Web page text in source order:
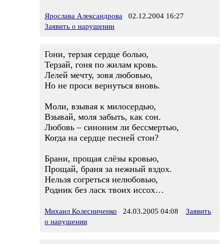
Ярослава Александрова 02.12.2004 16:27
Заявить о нарушении
Гони, терзая сердце болью,
Терзай, гоня по жилам кровь.
Лелей мечту, зовя любовью,
Но не проси вернуться вновь.
Моли, взывая к милосердью,
Взывай, моля забыть, как сон.
Любовь – синоним ли бессмертью,
Когда на сердце песней стон?
Брани, прощая слёзы кровью,
Прощай, браня за нежный вздох.
Нельзя согреться нелюбовью,
Родник без ласк твоих иссох…
Михаил Колесниченко 24.03.2005 04:08
Заявить
о нарушении